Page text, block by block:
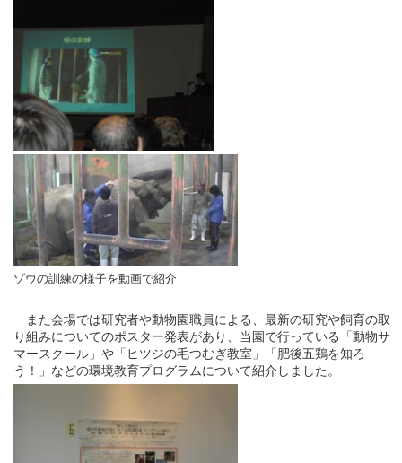
ゾウの訓練の様子を動画で紹介
また会場では研究者や動物園職員による、最新の研究や飼育の取
り組みについてのポスター発表があり、当園で行っている「動物サ
マースクール」や「ヒツジの毛つむぎ教室」「肥後五鶏を知ろ
う！」などの環境教育プログラムについて紹介しました。